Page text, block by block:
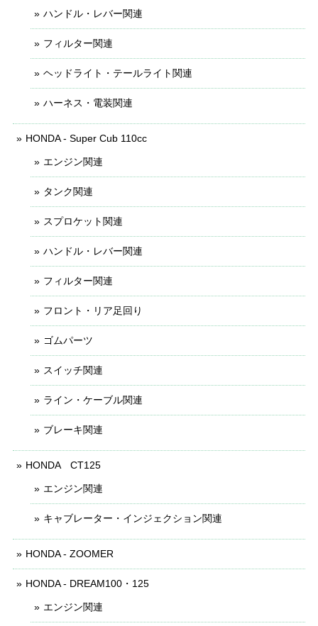
ハンドル・レバー関連
フィルター関連
ヘッドライト・テールライト関連
ハーネス・電装関連
HONDA - Super Cub 110cc
エンジン関連
タンク関連
スプロケット関連
ハンドル・レバー関連
フィルター関連
フロント・リア足回り
ゴムパーツ
スイッチ関連
ライン・ケーブル関連
ブレーキ関連
HONDA CT125
エンジン関連
キャブレーター・インジェクション関連
HONDA - ZOOMER
HONDA - DREAM100・125
エンジン関連